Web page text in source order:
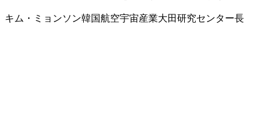
キム・ミョンソン韓国航空宇宙産業大田研究センター長